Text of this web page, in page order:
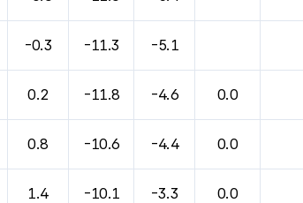
-0.3 -11.3 -5.1
0.2 -11.8 -4.6 0.0
0.8 -10.6 -4.4 0.0
1.4 -10.1 -3.3 0.0